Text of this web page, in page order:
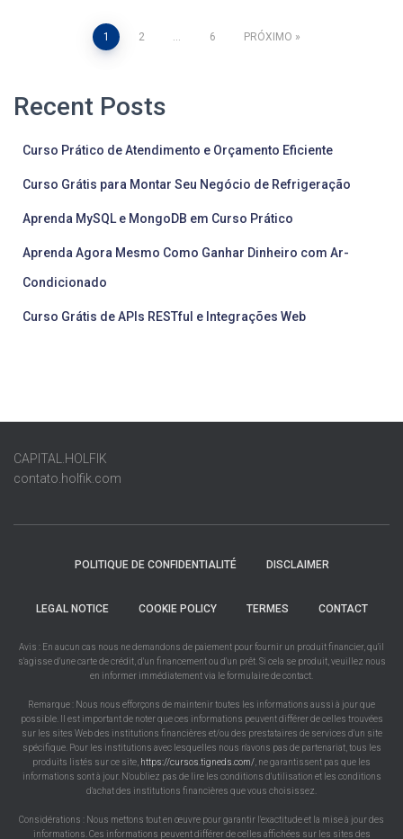
Paginação
posts
1 2 6 PRÓXIMO
Recent Posts
Curso Prático de Atendimento e Orçamento Eficiente
Curso Grátis para Montar Seu Negócio de Refrigeração
Aprenda MySQL e MongoDB em Curso Prático
Aprenda Agora Mesmo Como Ganhar Dinheiro com Ar-
Condicionado
Curso Grátis de APIs RESTful e Integrações Web
CAPITAL.HOLFIK
contato.holfik.com
POLITIQUE DE CONFIDENTIALITÉ DISCLAIMER
LEGAL NOTICE COOKIE POLICY TERMES CONTACT
Avis : En aucun cas nous ne demandons de paiement pour fournir un produit financier, qu'il
s'agisse d'une carte de crédit, d'un financement ou d'un prêt. Si cela se produit, veuillez nous
en informer immédiatement via le formulaire de contact.
Remarque : Nous nous efforçons de maintenir toutes les informations aussi à jour que
possible. Il est important de noter que ces informations peuvent différer de celles trouvées
sur les sites Web des institutions financières et/ou des prestataires de services d'un site
spécifique. Pour les institutions avec lesquelles nous n'avons pas de partenariat, tous les
produits listés sur ce site, https://cursos.tigneds.com/ , ne garantissent pas que les
informations sont à jour. N'oubliez pas de lire les conditions d'utilisation et les conditions
d'achat des institutions financières que vous choisissez.
Considérations : Nous mettons tout en œuvre pour garantir l'exactitude et la mise à jour des
informations. Ces informations peuvent différer de celles affichées sur les sites des